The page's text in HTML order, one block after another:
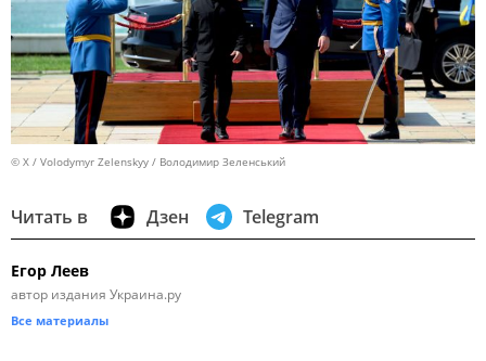
© X / Volodymyr Zelenskyy / Володимир Зеленський
Читать в Дзен Telegram
Егор Леев
автор издания Украина.ру
Все материалы